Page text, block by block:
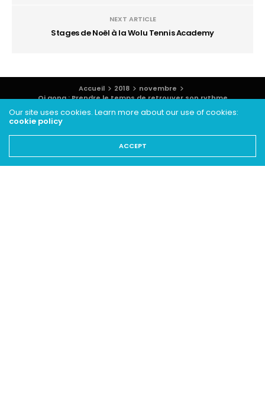
NEXT ARTICLE
Stages de Noël à la Wolu Tennis Academy
Accueil 2018
novembre
Qi gong : Prendre le temps de retrouver son rythme
Our site uses cookies. Learn more about our use of cookies:
cookie policy
ACCEPT